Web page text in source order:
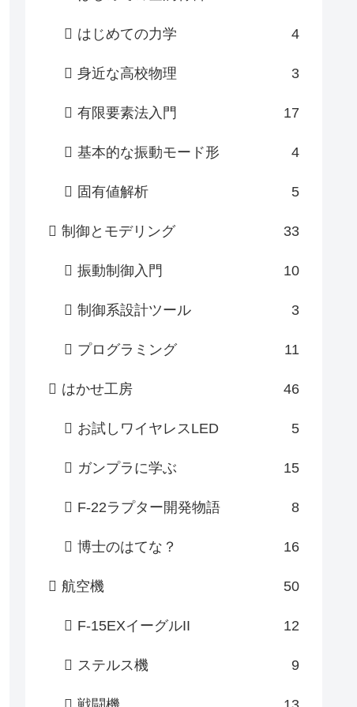
はじめての力学 4
身近な高校物理 3
有限要素法入門 17
基本的な振動モード形 4
固有値解析 5
制御とモデリング 33
振動制御入門 10
制御系設計ツール 3
プログラミング 11
はかせ工房 46
お試しワイヤレスLED 5
ガンプラに学ぶ 15
F-22ラプター開発物語 8
博士のはてな？ 16
航空機 50
F-15EXイーグルII 12
ステルス機 9